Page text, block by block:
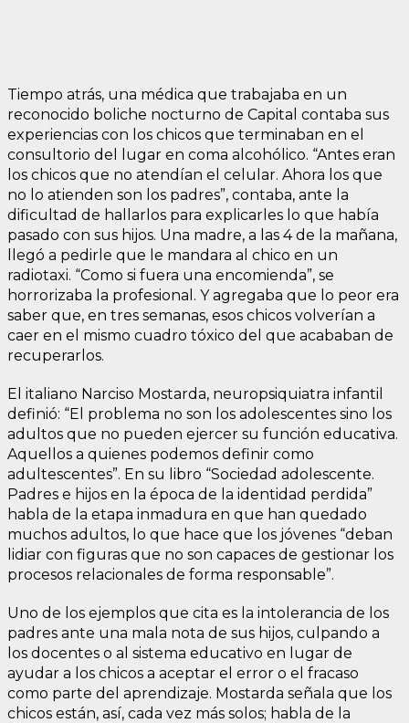
Tiempo atrás, una médica que trabajaba en un
reconocido boliche nocturno de Capital contaba sus
experiencias con los chicos que terminaban en el
consultorio del lugar en coma alcohólico. “Antes eran
los chicos que no atendían el celular. Ahora los que
no lo atienden son los padres”, contaba, ante la
dificultad de hallarlos para explicarles lo que había
pasado con sus hijos. Una madre, a las 4 de la mañana,
llegó a pedirle que le mandara al chico en un
radiotaxi. “Como si fuera una encomienda”, se
horrorizaba la profesional. Y agregaba que lo peor era
saber que, en tres semanas, esos chicos volverían a
caer en el mismo cuadro tóxico del que acababan de
recuperarlos.
El italiano Narciso Mostarda, neuropsiquiatra infantil
definió: “El problema no son los adolescentes sino los
adultos que no pueden ejercer su función educativa.
Aquellos a quienes podemos definir como
adultescentes”. En su libro “Sociedad adolescente.
Padres e hijos en la época de la identidad perdida”
habla de la etapa inmadura en que han quedado
muchos adultos, lo que hace que los jóvenes “deban
lidiar con figuras que no son capaces de gestionar los
procesos relacionales de forma responsable”.
Uno de los ejemplos que cita es la intolerancia de los
padres ante una mala nota de sus hijos, culpando a
los docentes o al sistema educativo en lugar de
ayudar a los chicos a aceptar el error o el fracaso
como parte del aprendizaje. Mostarda señala que los
chicos están, así, cada vez más solos; habla de la